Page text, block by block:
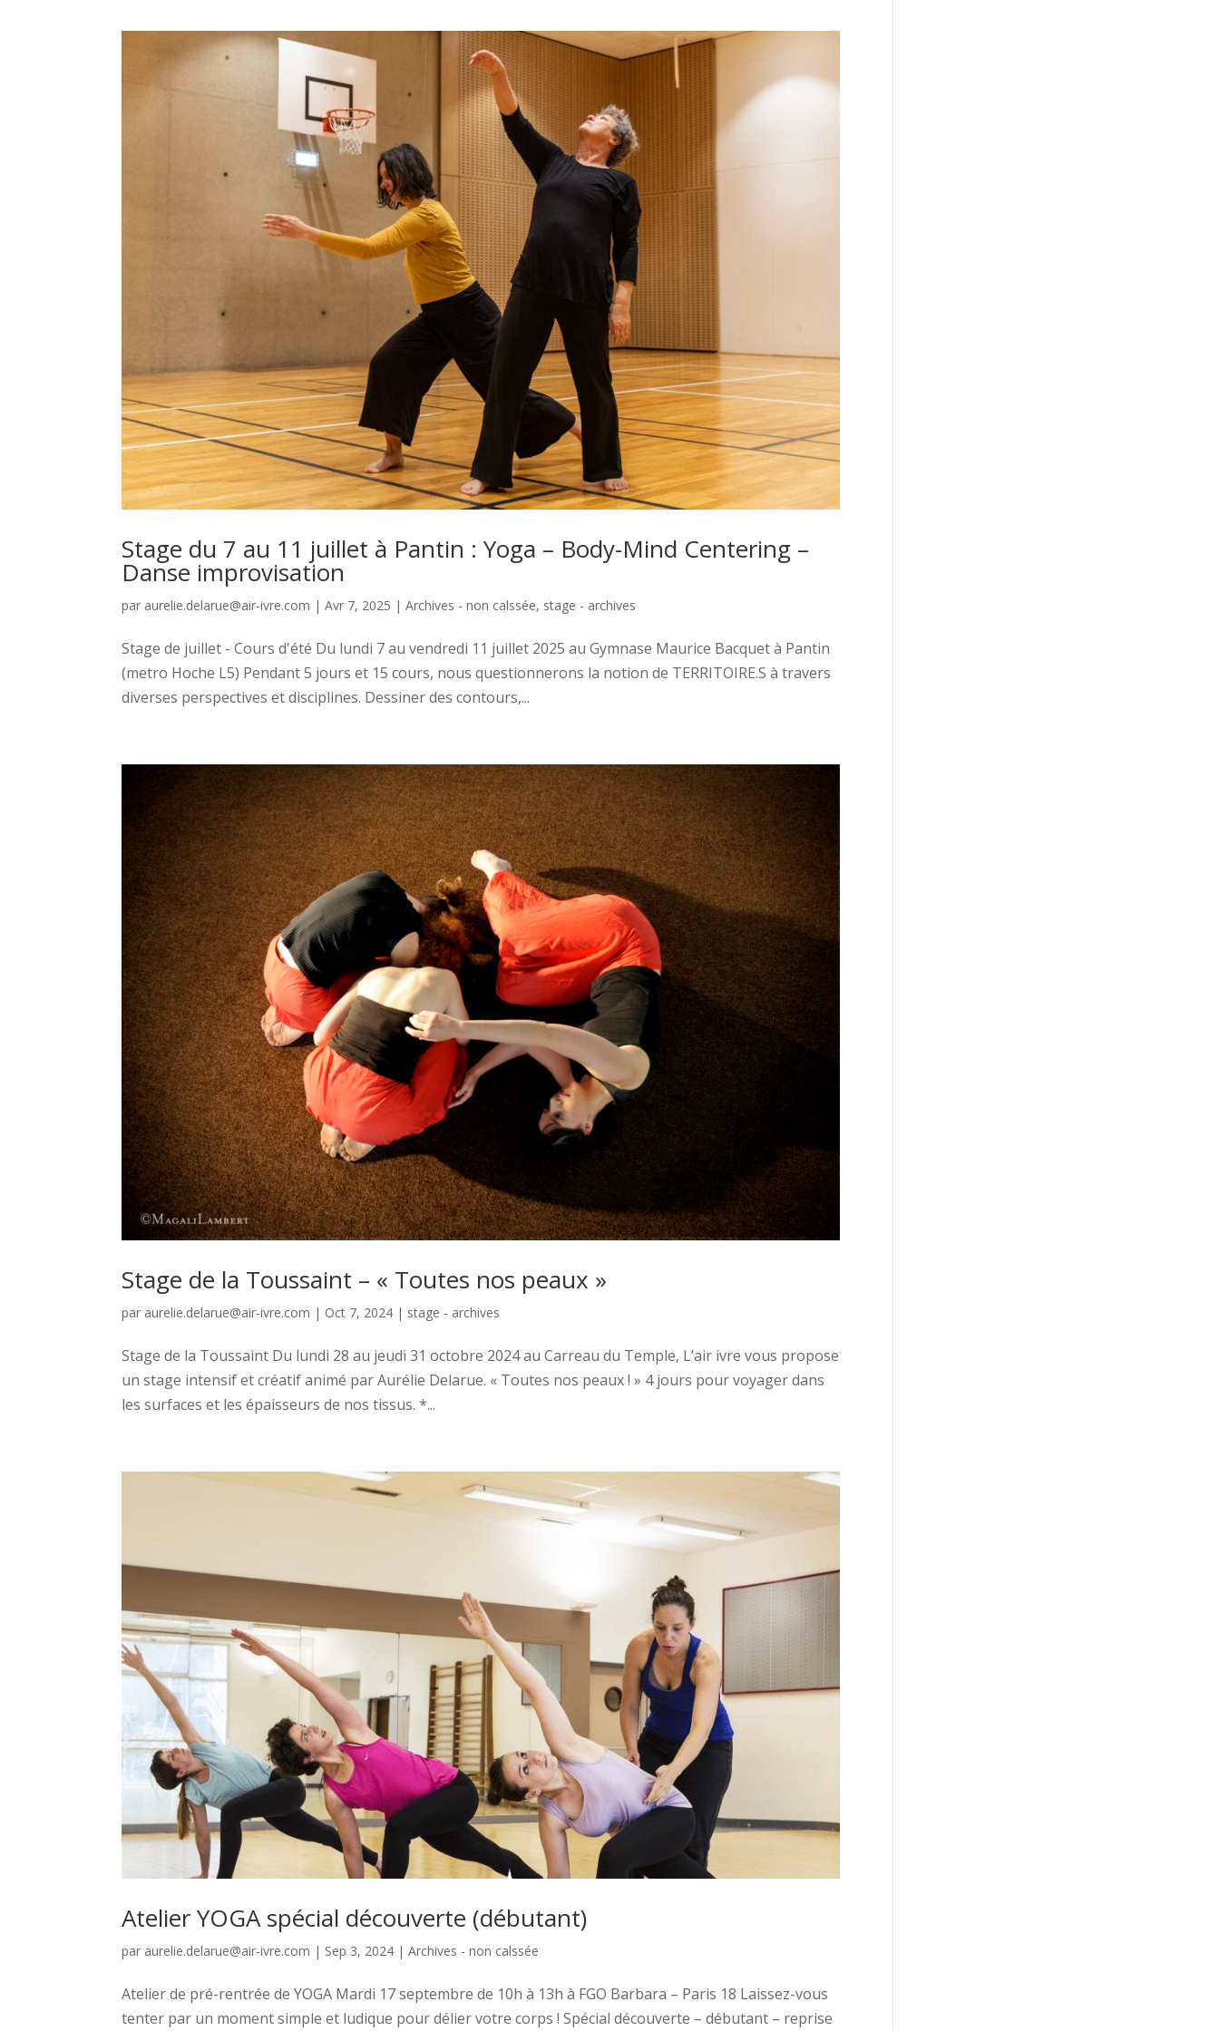
Stage du 7 au 11 juillet à Pantin : Yoga – Body-Mind Centering –
Danse improvisation
par aurelie.delarue@air-ivre.com |Avr 7, 2025 |Archives - non calssée, stage - archives
Stage de juillet - Cours d'été Du lundi 7 au vendredi 11 juillet 2025 au Gymnase Maurice Bacquet à Pantin
(metro Hoche L5) Pendant 5 jours et 15 cours, nous questionnerons la notion de TERRITOIRE.S à travers
diverses perspectives et disciplines. Dessiner des contours,...
Stage de la Toussaint – « Toutes nos peaux »
par aurelie.delarue@air-ivre.com | Oct 7, 2024 | stage - archives
Stage de la Toussaint Du lundi 28 au jeudi 31 octobre 2024 au Carreau du Temple, L’air ivre vous propose
un stage intensif et créatif animé par Aurélie Delarue. « Toutes nos peaux ! » 4 jours pour voyager dans
les surfaces et les épaisseurs de nos tissus. *...
Atelier YOGA spécial découverte (débutant)
par aurelie.delarue@air-ivre.com | Sep 3, 2024 |Archives - non calssée
Atelier de pré-rentrée de YOGA Mardi 17 septembre de 10h à 13h à FGO Barbara – Paris 18 Laissez-vous
tenter par un moment simple et ludique pour délier votre corps ! Spécial découverte – débutant – reprise